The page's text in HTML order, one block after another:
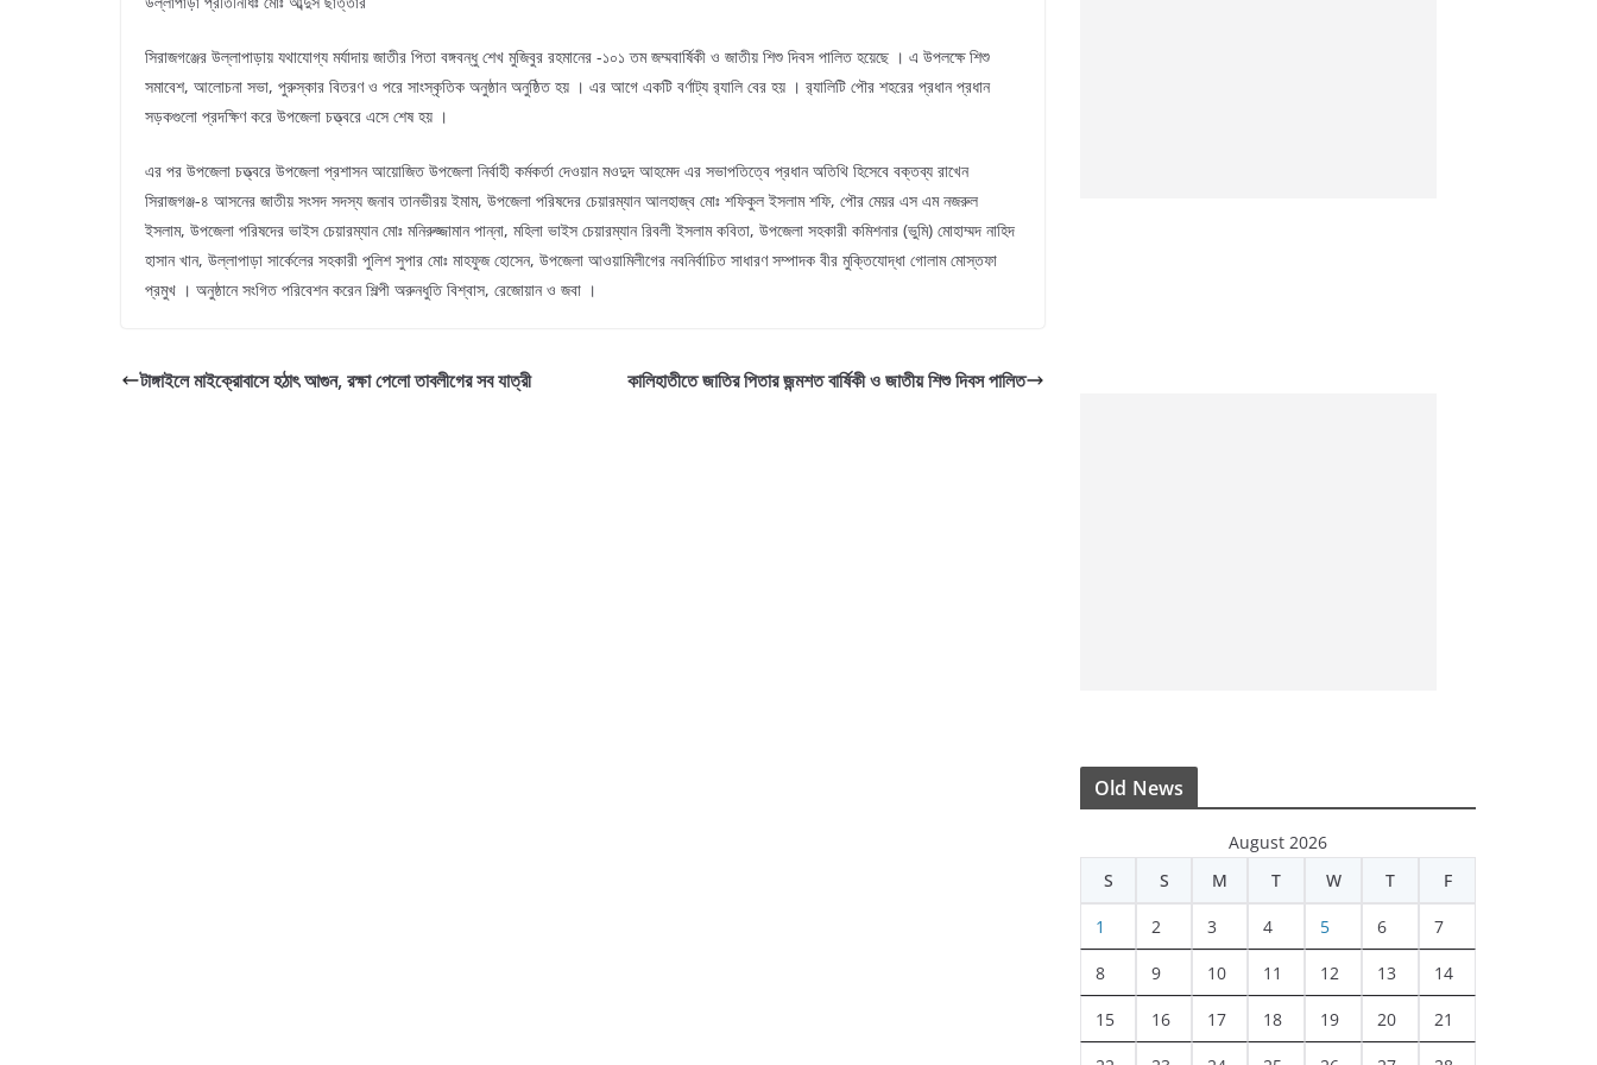
সিরাজগঞ্জের উল্লাপাড়ায় যথাযোগ্য মর্যাদায় জাতীর পিতা বঙ্গবন্ধু শেখ মুজিবুর রহমানের -১০১ তম জম্মবার্ষিকী ও জাতীয় শিশু দিবস পালিত হয়েছে । এ উপলক্ষে শিশু
সমাবেশ, আলোচনা সভা, পুরুস্কার বিতরণ ও পরে সাংস্কৃতিক অনুষ্ঠান অনুষ্ঠিত হয় । এর আগে একটি বর্ণাট্য র‍্যালি বের হয় । র‍্যালিটি পৌর শহরের প্রধান প্রধান
সড়কগুলো প্রদক্ষিণ করে উপজেলা চত্ত্বরে এসে শেষ হয় ।
এর পর উপজেলা চত্ত্বরে উপজেলা প্রশাসন আয়োজিত উপজেলা নির্বাহী কর্মকর্তা দেওয়ান মওদুদ আহমেদ এর সভাপতিত্বে প্রধান অতিথি হিসেবে বক্তব্য রাখেন
সিরাজগঞ্জ-৪ আসনের জাতীয় সংসদ সদস্য জনাব তানভীরয় ইমাম, উপজেলা পরিষদের চেয়ারম্যান আলহাজ্ব মোঃ শফিকুল ইসলাম শফি, পৌর মেয়র এস এম নজরুল
ইসলাম, উপজেলা পরিষদের ভাইস চেয়ারম্যান মোঃ মনিরুজ্জামান পান্না, মহিলা ভাইস চেয়ারম্যান রিবলী ইসলাম কবিতা, উপজেলা সহকারী কমিশনার (ভুমি) মোহাম্মদ নাহিদ
হাসান খান, উল্লাপাড়া সার্কেলের সহকারী পুলিশ সুপার মোঃ মাহফুজ হোসেন, উপজেলা আওয়ামিলীগের নবনির্বাচিত সাধারণ সম্পাদক বীর মুক্তিযোদ্ধা গোলাম মোস্তফা
প্রমুখ । অনুষ্ঠানে সংগিত পরিবেশন করেন শিল্পী অরুনধুতি বিশ্বাস, রেজোয়ান ও জবা ।
টাঙ্গাইলে মাইক্রোবাসে হঠাৎ আগুন, রক্ষা পেলো তাবলীগের সব যাত্রী কালিহাতীতে জাতির পিতার জন্মশত বার্ষিকী ও জাতীয় শিশু দিবস পালিত
Old News
August 2026
S
S M T W T F
1 2 3 4 5 6 7
8 9 10 11 12 13 14
15 16 17 18 19 20 21